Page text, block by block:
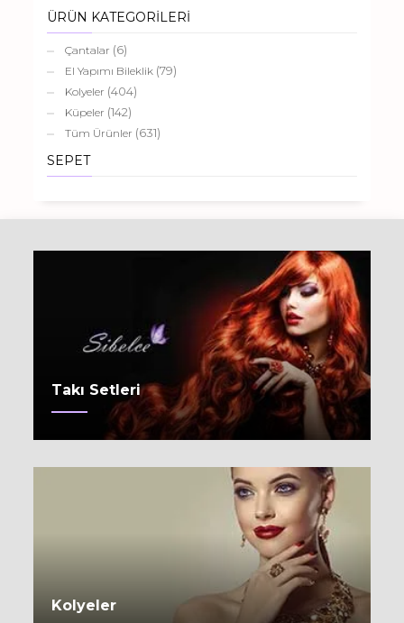
ÜRÜN KATEGORİLERİ
Çantalar (6)
El Yapımı Bileklik (79)
Kolyeler (404)
Küpeler (142)
Tüm Ürünler (631)
SEPET
Takı Setleri
Kolyeler